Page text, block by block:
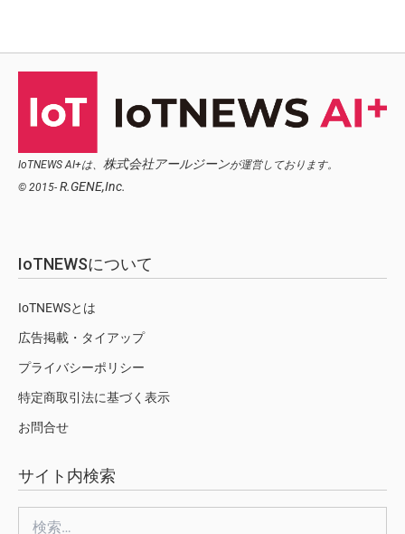
IoTNEWS AI+は、 株式会社アールジーンが運営しております。
© 2015- R.GENE,Inc.
IoTNEWSについて
IoTNEWSとは
広告掲載・タイアップ
プライバシーポリシー
特定商取引法に基づく表示
お問合せ
サイト内検索